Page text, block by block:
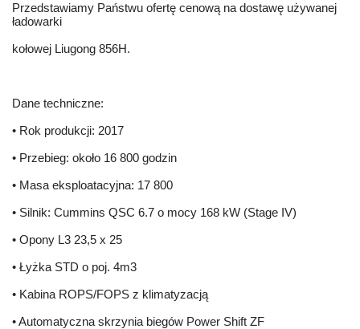
Przedstawiamy Państwu ofertę cenową na dostawę używanej
ładowarki
kołowej Liugong 856H.
Dane techniczne:
• Rok produkcji: 2017
• Przebieg: około 16 800 godzin
• Masa eksploatacyjna: 17 800
• Silnik: Cummins QSC 6.7 o mocy 168 kW (Stage IV)
• Opony L3 23,5 x 25
• Łyżka STD o poj. 4m3
• Kabina ROPS/FOPS z klimatyzacją
• Automatyczna skrzynia biegów Power Shift ZF